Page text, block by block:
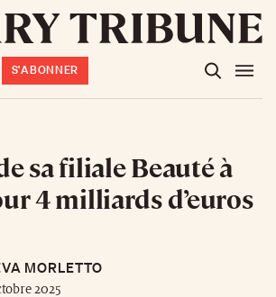
S'ABONNER
sa filiale Beauté à
4 milliards d’euros
MORLETTO
2025